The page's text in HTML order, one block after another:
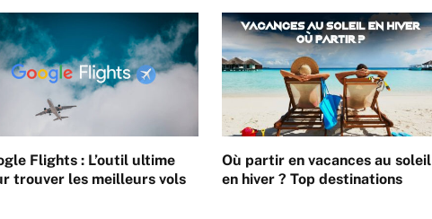
Flights : L’outil ultime
trouver les meilleurs vols
Où partir en vacances au soleil
en hiver ? Top destinations